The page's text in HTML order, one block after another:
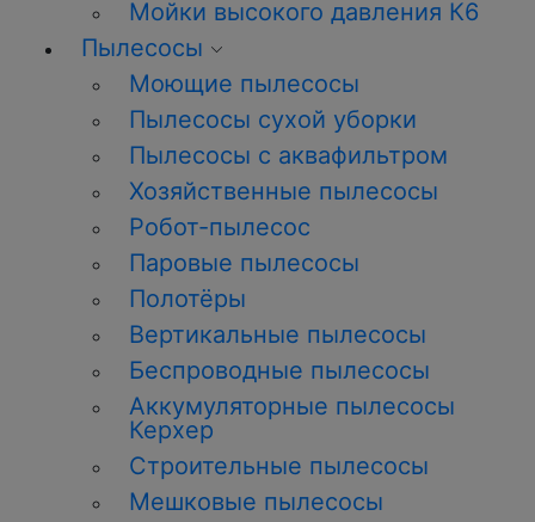
Мойки высокого давления К6
Пылесосы
Моющие пылесосы
Пылесосы сухой уборки
Пылесосы с аквафильтром
Хозяйственные пылесосы
Робот-пылесос
Паровые пылесосы
Полотёры
Вертикальные пылесосы
Беспроводные пылесосы
Аккумуляторные пылесосы
Керхер
Строительные пылесосы
Мешковые пылесосы